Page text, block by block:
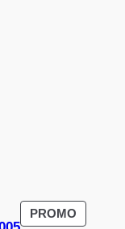
PROMOPRODUIT